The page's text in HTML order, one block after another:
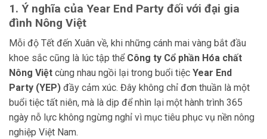
1. Ý nghĩa của Year End Party đối với đại gia
đình Nông Việt
Mỗi độ Tết đến Xuân về, khi những cánh mai vàng bắt đầu
khoe sắc cũng là lúc tập thể Công ty Cổ phần Hóa chất
Nông Việt cùng nhau ngồi lại trong buổi tiệc Year End
Party (YEP) đầy cảm xúc. Đây không chỉ đơn thuần là một
buổi tiệc tất niên, mà là dịp để nhìn lại một hành trình 365
ngày nỗ lực không ngừng nghỉ vì mục tiêu phục vụ nền nông
nghiệp Việt Nam.